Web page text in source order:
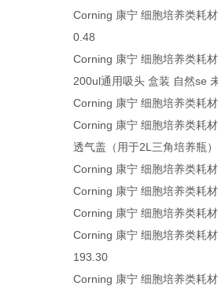
Corning 康宁 细胞培养类耗
0.48
Corning 康宁 细胞培养类耗
200ul通用吸头 盒装 自然se
Corning 康宁 细胞培养类耗
Corning 康宁 细胞培养类耗
透气盖（用于2L三角培养瓶
Corning 康宁 细胞培养类耗
Corning 康宁 细胞培养类耗
Corning 康宁 细胞培养类耗
Corning 康宁 细胞培养类耗
193.30
Corning 康宁 细胞培养类耗